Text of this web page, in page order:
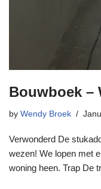
Bouwboek –
by Wendy Broek
Verwonderd De
wezen! We lopen met
woning heen. Trap De